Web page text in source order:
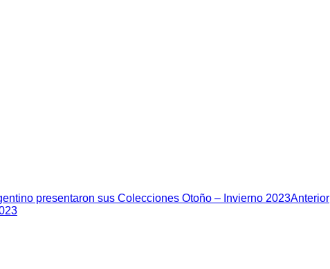
presentaron sus Colecciones Otoño – Invierno 2023Anterior